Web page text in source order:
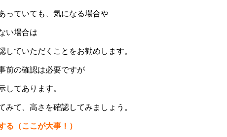
っていても、気になる場合や
い場合は
していただくことをお勧めします。
前の確認は必要ですが
してあります。
みて、高さを確認してみましょう。
（ここが大事！）